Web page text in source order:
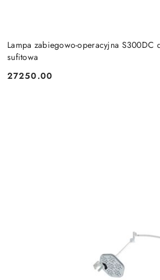
Lampa zabiegowo-operacyjna S300DC
sufitowa
Cena:
27250.00